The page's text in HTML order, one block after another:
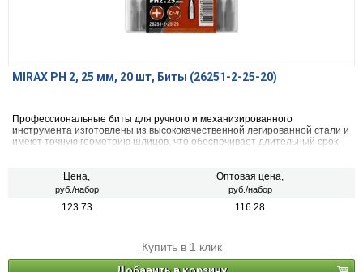
MIRAX PH 2, 25 мм, 20 шт, Биты (26251-2-25-20)
Профессиональные биты для ручного и механизированного
инструмента изготовлены из высококачественной легированной стали и
имеют точную геометрию шлицов, что обеспечивает длительный срок
Цена,
руб./набор
Оптовая цена,
руб./набор
123.73 116.28
Купить в 1 клик